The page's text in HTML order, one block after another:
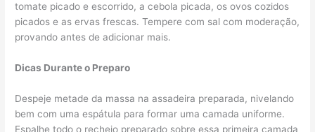
tomate picado e escorrido, a cebola picada, os ovos cozidos
picados e as ervas frescas. Tempere com sal com moderação,
provando antes de adicionar mais.
Dicas Durante o Preparo
Despeje metade da massa na assadeira preparada, nivelando
bem com uma espátula para formar uma camada uniforme.
Espalhe todo o recheio preparado sobre essa primeira camada